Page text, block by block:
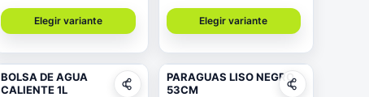
Elegir variante Elegir variante
BOLSA DE AGUA
CALIENTE 1L
PARAGUAS LISO NEGRO
53CM